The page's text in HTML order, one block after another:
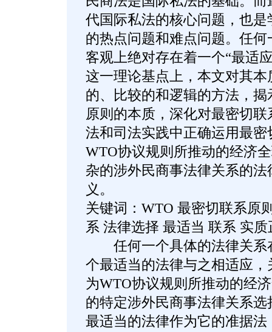
代国际私法的核心问题，也
的热点问题和难点问题。任
客观上绝对存在着一个“最适
这一理论基点上，本文对其
的、比较的和逻辑的方法，
原则的本质，深化对最密切
法和司法实践中正确运用最
WTO协议规则所推动的经济
杂的涉外民商事法律关系的
义。
关键词：WTO 最密切联系原
系 法律选择 最适当 联系 实质
任何一个具体的法律关系
个最适当的法律与之相适应
为WTO协议规则所推动的经
的特定涉外民商事法律关系
最适当的法律作为它的准据